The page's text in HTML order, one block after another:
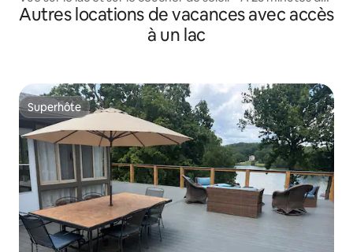
centre-ville
Autres locations de vacances avec accès
à un lac
Superhôte
Superhôte